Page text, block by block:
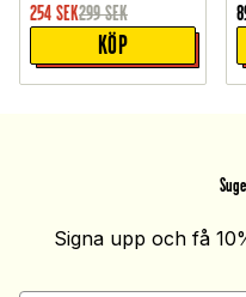
254 SEK299 SEK
KÖP
Signa upp och få